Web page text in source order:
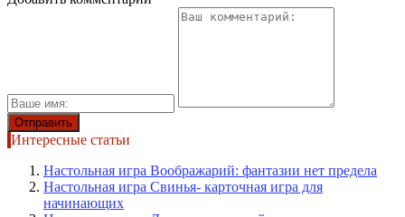
Интересные статьи
Настольная игра Воображарий: фантазии нет предела
Настольная игра Свинья- карточная игра для
начинающих